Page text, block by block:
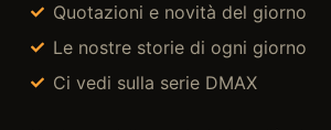
Quotazioni e novità del giorno
Le nostre storie di ogni giorno
Ci vedi sulla serie DMAX